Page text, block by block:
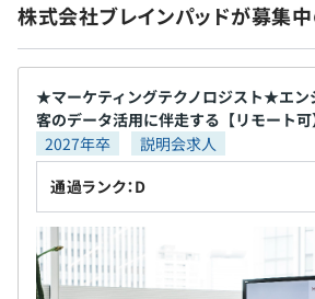
・Snowflake
・SKILL-UP-AID
年額12万円まで、個人のスキルアッ
出来る制度があります。多くの社員
プに努めています。
・BOOK-AID
業務に必要な書籍であれば、全額会
す。
給与査定：年2回（2月、8月）
社会保険完備（健康保険〈関東ITソ
合加入〉・厚生年金保険、雇用保険・
無期雇用
業 プロダクト事業 データ分析、シ
コンサルティング、 人的支援を
データ活用を支援 （データサイエ
以上、ビジネスコンサルタント50
ア100名以上在籍） 2.プロダクト
トや、独自性の強い海外プロダクト
て、顧客のデータ活用を支援
株式会社ブレインパッドが募集
★マーケティングテクノロジスト★エ
客のデータ活用に伴走する【リモート
2027年卒
説明会求人
通過ランク：D